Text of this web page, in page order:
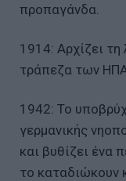
προπαγάνδα.
1914: Αρχίζει τη
τράπεζα των
1942: Το
γερμανικής
και βυθίζει ένα
το καταδιώκουν